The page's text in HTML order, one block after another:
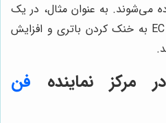
می‌شوند. به عنوان مثال، در یک
خودروی الکتریکی، فن EC به خنک کردن باتری و افزایش
مرکز نماینده فن